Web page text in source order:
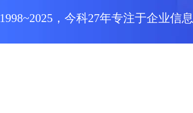
1998~2025，今科27年专注于企业信